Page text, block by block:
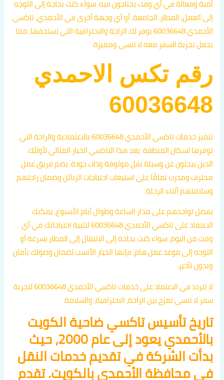
آمنة وفعالة في أي وقت يحتاجون فيه. سواء كنت بحاجة إلى التوجه
إلى العمل، المطار، الجامعة، أو أي وجهة أخرى في الأحمدي، تاكسي
الأحمدي 60036648 يوفر لك الراحة والاحترافية التي تستحقها، مما
يجعل تجربة السفر معه لا تنسى ومميزة.
رقم تكس الاحمدي
60036648
تتميز خدمات تاكسي الأحمدي 60036648 بالاعتمادية والراحة التي
توفرها لسكان المنطقة. يعد هذا التاكسي الخيار المثالي لأولئك
الذين يبحثون عن وسيلة نقل موثوقة وذات جودة. يضم فريق عمل
محترف ومدرب تمامًا على استيعاب احتياجات الزبائن وضمان راحتهم
وسلامتهم أثناء الرحلة.
بفضل تواجدهم على مدار الساعة وطوال أيام الأسبوع، يمكنك
الاعتماد على تاكسي الأحمدي 60036648 لتلبية احتياجاتك في أي
وقت من اليوم. سواء كنت بحاجة إلى الانتقال إلى المطار بسرعة أو
التوجه إلى موعد عمل هام، فإنها الخيار الأنسب لضمان وصولك بأمان
وبدون تأخير.
لا تتردد في الاعتماد على خدمات تاكسي الأحمدي 60036648 لتجربة
سفر لا تنسى تمزج بين الراحة، الاحترافية، والسلامة.
تاريخ تأسيس تاكسي ضاحية الكويت
بالأحمدي يعود إلى عام 2000، حيث
بدأت الشركة في تقديم خدمات النقل
في محافظة الأحمدي بالكويت. تقدم